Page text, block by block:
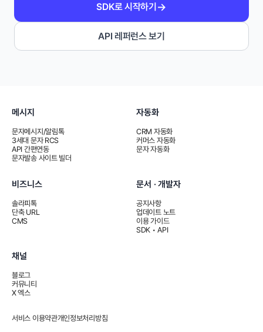
SDK로 시작하기 →
API 레퍼런스 보기
메시지
문자메시지/알림톡
3세대 문자 RCS
API 간편연동
문자발송 사이트 빌더
자동화
CRM 자동화
커머스 자동화
문자 자동화
비즈니스
솔라피톡
단축 URL
CMS
문서 · 개발자
공지사항
업데이트 노트
이용 가이드
SDK • API
채널
블로그
커뮤니티
X 엑스
서비스 이용약관개인정보처리방침